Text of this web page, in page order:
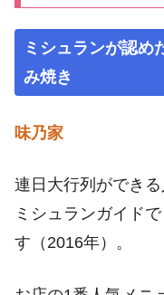
ミシュランが認め
み焼き
味乃家
連日大行列ができる
ミシュランガイド
す（2016年）。